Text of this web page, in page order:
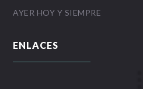
AYER HOY Y SIEMPRE
ENLACES